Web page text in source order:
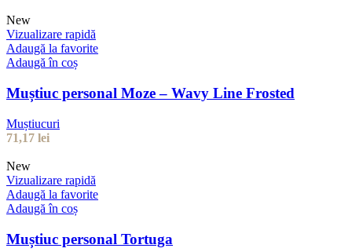
New
Vizualizare rapidă
Adaugă la favorite
Adaugă în coș
Muștiuc personal Moze – Wavy Line Frosted
Muștiucuri
71,17 lei
New
Vizualizare rapidă
Adaugă la favorite
Adaugă în coș
Muștiuc personal Tortuga